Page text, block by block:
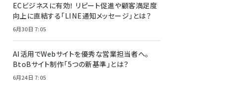
ECビジネスに有効！ リピート促進や顧客満足度
向上に直結する「LINE通知メッセージ」とは？
6月30日 7:05
AI活用でWebサイトを優秀な営業担当者へ。
BtoBサイト制作「5つの新基準」とは？
6月24日 7:05